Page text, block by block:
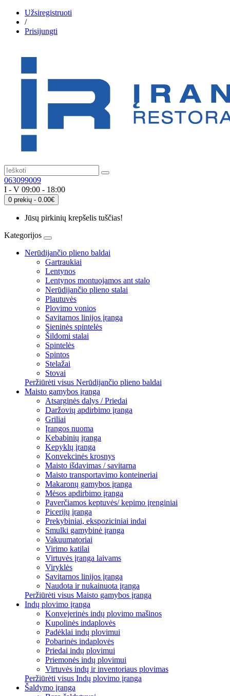
Užsiregistruoti
/
Prisijungti
063099009
I - V 09:00 - 18:00
0 prekių - 0.00€
Jūsų pirkinių krepšelis tuščias!
Kategorijos
Nerūdijančio plieno baldai
Gartraukiai
Lentynos
Lentynos montuojamos ant stalo
Nerūdijančio plieno stalai
Plautuvės
Plovimo vonios
Savitarnos linijos įranga
Sieninės spintelės
Šildomi stalai
Spintelės
Spintos
Stelažai
Stovai
Peržiūrėti visus Nerūdijančio plieno baldai
Maisto gamybos įranga
Atsarginės dalys / Priedai
Daržovių apdirbimo įranga
Griliai
Įrangos nuoma
Kebabinių įranga
Kepyklų įranga
Konvekcinės krosnys
Maisto išdavimas / savitarna
Maisto transportavimo konteineriai
Makaronų gamybos įranga
Mėsos apdirbimo įranga
Paverčiamos keptuvės/ kepimo įrenginiai
Picerijų įranga
Prekybiniai, ekspoziciniai indai
Smulki gamybinė įranga
Vakuumatoriai
Virimo katilai
Virtuvės įranga laivams
Viryklės
Savitarnos linijos įranga
Naudota ir nukainuota įranga
Peržiūrėti visus Maisto gamybos įranga
Indų plovimo įranga
Konvejerinės indų plovimo mašinos
Kupolinės indaplovės
Padėklai indų plovimui
Pobarinės indaplovės
Priedai indų plovimui
Priemonės indų plovimui
Virtuvės indų ir inventoriaus plovimas
Peržiūrėti visus Indų plovimo įranga
Šaldymo įranga